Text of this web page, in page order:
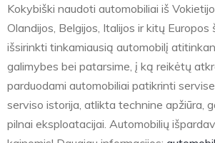
Kokybiški naudoti automobiliai iš
Olandijos, Belgijos, Italijos ir kitų Europos
išsirinkti tinkamiausią automobilį
galimybes bei patarsime, į ką reikėtų
parduodami automobiliai patikrinti
serviso istorija, atlikta technine apžiūra,
pilnai eksploatacijai. Automobilių